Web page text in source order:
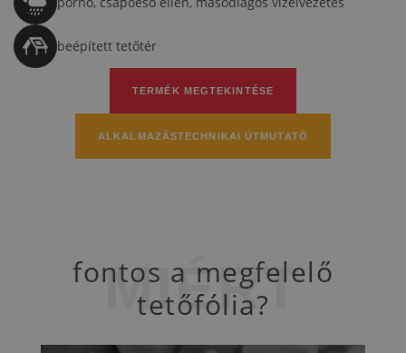
beépített tetőtér
TERMÉK MEGTEKINTÉSE
ALKALMAZÁSTECHNIKAI ÚTMUTATÓ
alkalmazási útmutatóban)
MIÉRT
fontos a megfelelő
tetőfólia?